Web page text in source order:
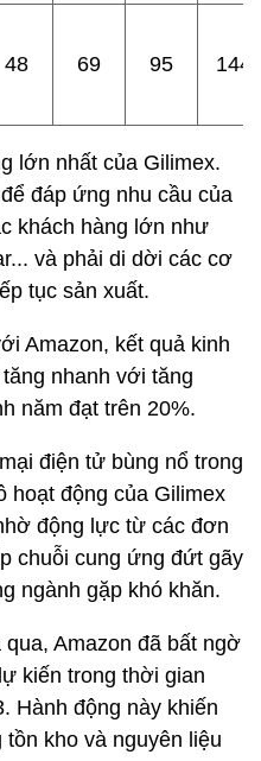
48 69 95 144
lớn nhất của Gilimex.
đáp ứng nhu cầu của
khách hàng lớn như
và phải di dời các cơ
tục sản xuất.
Amazon, kết quả kinh
nhanh với tăng
năm đạt trên 20%.
điện tử bùng nổ trong
hoạt động của Gilimex
động lực từ các đơn
chuỗi cung ứng đứt gãy
ngành gặp khó khăn.
Amazon đã bất ngờ
kiến trong thời gian
Hành động này khiến
kho và nguyên liệu